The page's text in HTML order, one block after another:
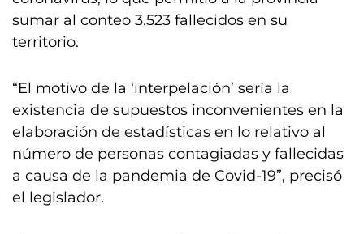
sumar al conteo 3.523 fallecidos en su
territorio.
“El motivo de la ‘interpelación’ sería la
existencia de supuestos inconvenientes en la
elaboración de estadísticas en lo relativo al
número de personas contagiadas y fallecidas
a causa de la pandemia de Covid-19”, precisó
el legislador.